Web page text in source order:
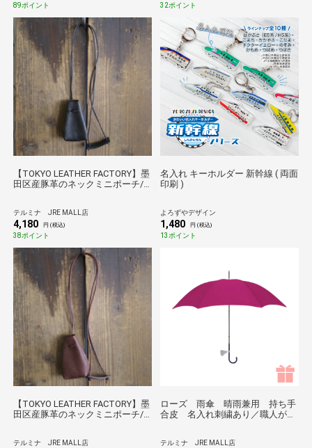
89ポイント 32ポイント
【TOKYO LEATHER FACTORY】墨
田区産豚革のネックミニポーチ/
テルミナ JRE MALL店
4,180 円 (税込)
38ポイント
名入れ キーホルダー 新幹線 ( 両面
印刷 )
よろずやデザイン
1,480 円 (税込)
13ポイント
【TOKYO LEATHER FACTORY】墨
田区産豚革のネックミニポーチ/
テルミナ JRE MALL店
ローズ 雨傘 晴雨兼用 持ち手
合皮 名入れ刺繍あり／職人がひ
テルミナ JRE MALL店